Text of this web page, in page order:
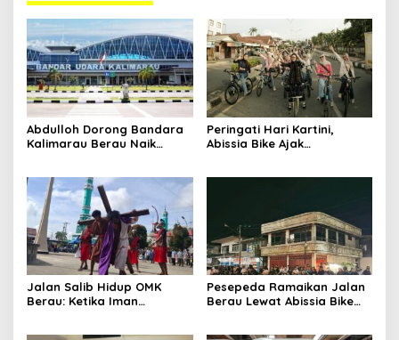
Abdulloh Dorong Bandara
Kalimarau Berau Naik
Peringati Hari Kartini,
Abissia Bike Ajak
Jalan Salib Hidup OMK
Berau: Ketika Iman
Pesepeda Ramaikan Jalan
Berau Lewat Abissia Bike